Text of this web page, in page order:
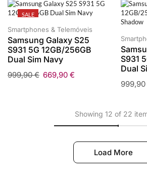
SALE
Smartphones & Telemóveis
Samsung Galaxy S25
S931 5G 12GB/256GB
Dual Sim Navy
999,90€ 669,90 €
S931
Dual
999,90
Showing 12 of 22
Load More